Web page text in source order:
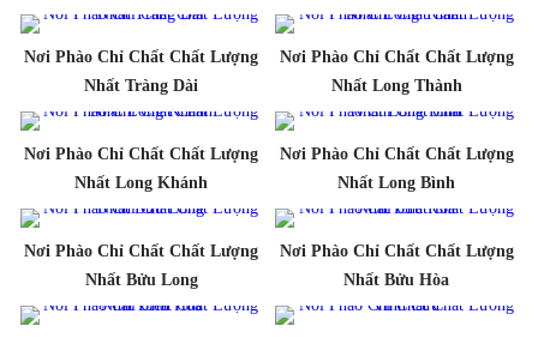
Nơi Phào Chỉ Chất Chất Lượng
Nhất Tràng Dài
Nơi Phào Chỉ Chất Chất Lượng
Nhất Long Thành
Nơi Phào Chỉ Chất Chất Lượng
Nhất Long Khánh
Nơi Phào Chỉ Chất Chất Lượng
Nhất Long Bình
Nơi Phào Chỉ Chất Chất Lượng
Nhất Bửu Long
Nơi Phào Chỉ Chất Chất Lượng
Nhất Bửu Hòa